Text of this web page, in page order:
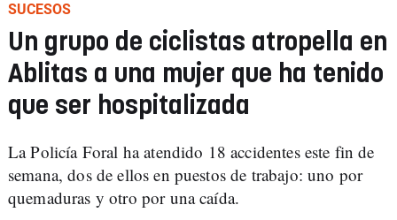
SUCESOS
Un grupo de ciclistas atropella en
Ablitas a una mujer que ha tenido
que ser hospitalizada
La Policía Foral ha atendido 18 accidentes este fin de
semana, dos de ellos en puestos de trabajo: uno por
quemaduras y otro por una caída.